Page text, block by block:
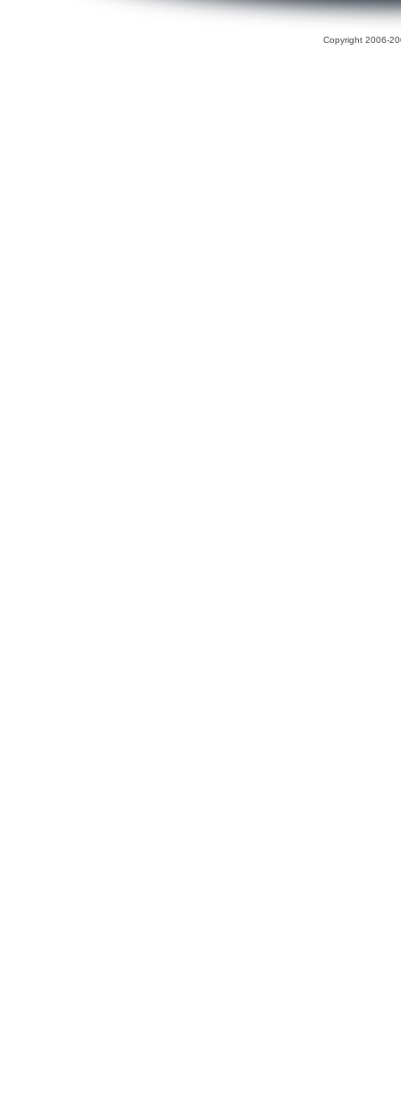
Copyright 2006-